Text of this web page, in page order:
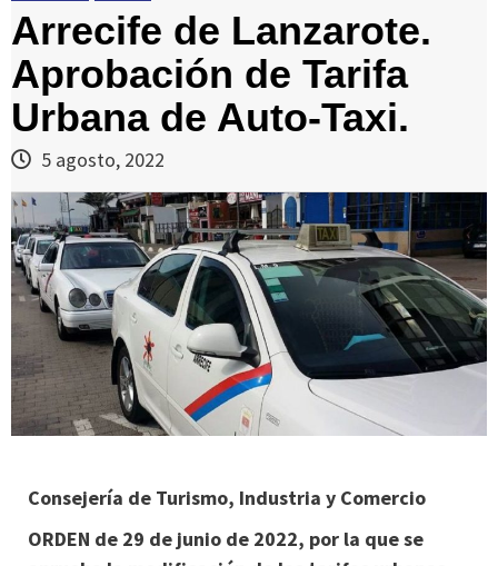
Arrecife de Lanzarote.
Aprobación de Tarifa
Urbana de Auto-Taxi.
5 agosto, 2022
Consejería de Turismo, Industria y Comercio
ORDEN de 29 de junio de 2022, por la que se